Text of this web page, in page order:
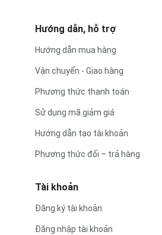
Hướng dẫn, hỗ trợ
Hướng dẫn mua hàng
Vận chuyển - Giao hàng
Phương thức thanh toán
Sử dụng mã giảm giá
Hướng dẫn tạo tài khoản
Phương thức đổi – trả hàng
Tài khoản
Đăng ký tài khoản
Đăng nhập tài khoản